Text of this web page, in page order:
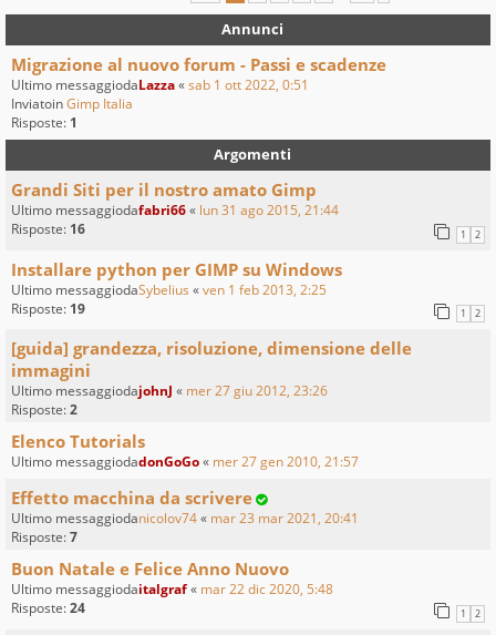
Annunci
Migrazione al nuovo forum - Passi e scadenze
Ultimo messaggiodaLazza«sab 1 ott 2022, 0:51
InviatoinGimp Italia
Risposte: 1
Argomenti
Grandi Siti per il nostro amato Gimp
Ultimo messaggiodafabri66« lun 31 ago 2015, 21:44
Risposte: 16 1 2
Installare python per GIMP su Windows
Ultimo messaggiodaSybelius «ven 1 feb 2013, 2:25
Risposte: 19 1 2
[guida] grandezza, risoluzione, dimensione delle
immagini
Ultimo messaggiodajohnJ « mer 27 giu 2012, 23:26
Risposte:2
Elenco Tutorials
Ultimo messaggiodadonGoGo« mer 27 gen 2010, 21:57
Effetto macchina da scrivere
Ultimo messaggiodanicolov74« mar 23 mar 2021, 20:41
Risposte:7
Buon Natale e Felice Anno Nuovo
Ultimo messaggiodaitalgraf« mar 22 dic 2020, 5:48
Risposte:24 1 2